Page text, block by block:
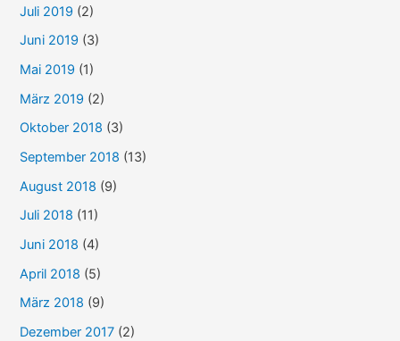
Juli 2019 (2)
Juni 2019 (3)
Mai 2019 (1)
März 2019 (2)
Oktober 2018 (3)
September 2018 (13)
August 2018 (9)
Juli 2018 (11)
Juni 2018 (4)
April 2018 (5)
März 2018 (9)
Dezember 2017 (2)